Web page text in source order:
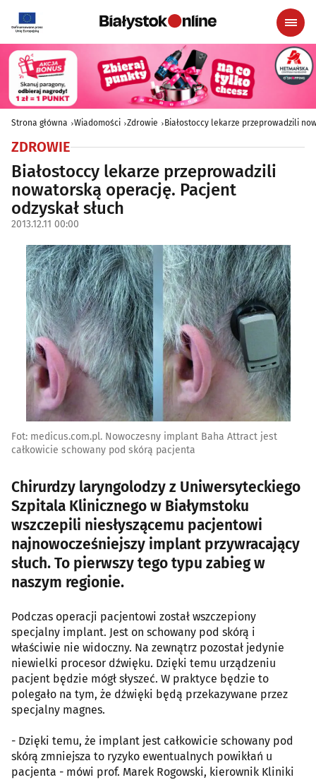
Strona główna Wiadomości Zdrowie Białostoccy lekarze przeprowadzili
ZDROWIE
Białostoccy lekarze przeprowadzili
nowatorską operację. Pacjent
odzyskał słuch
2013.12.11 00:00
Fot: medicus.com.pl. Nowoczesny implant Baha Attract jest
całkowicie schowany pod skórą pacjenta
Chirurdzy laryngolodzy z Uniwersyteckiego
Szpitala Klinicznego w Białymstoku
wszczepili niesłyszącemu pacjentowi
najnowocześniejszy implant przywracający
słuch. To pierwszy tego typu zabieg w
naszym regionie.
Podczas operacji pacjentowi został wszczepiony
specjalny implant. Jest on schowany pod skórą i
właściwie nie widoczny. Na zewnątrz pozostał jedynie
niewielki procesor dźwięku. Dzięki temu urządzeniu
pacjent będzie mógł słyszeć. W praktyce będzie to
polegało na tym, że dźwięki będą przekazywane przez
specjalny magnes.
- Dzięki temu, że implant jest całkowicie schowany pod
skórą zmniejsza to ryzyko ewentualnych powikłań u
pacjenta - mówi prof. Marek Rogowski, kierownik Kliniki